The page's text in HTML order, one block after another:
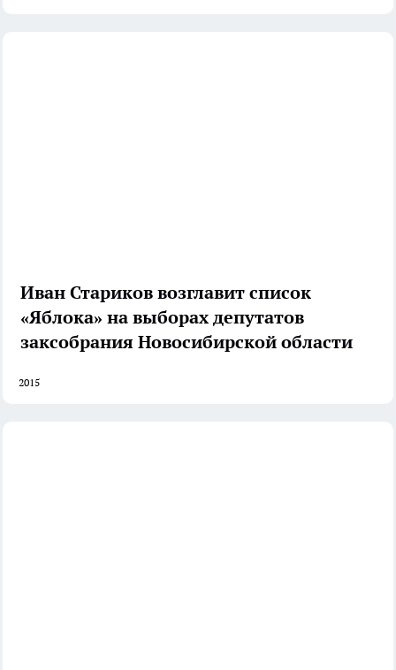
Иван Стариков возглавит список
«Яблока» на выборах депутатов
заксобрания Новосибирской области
2015